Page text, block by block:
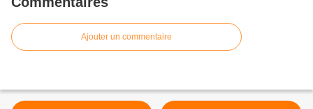
Ajouter un commentaire